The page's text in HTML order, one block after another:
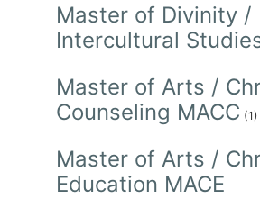
Master of Divinity /
Intercultural
Master of Arts /
Counseling MACC (1)
Master of Arts /
Education MACE